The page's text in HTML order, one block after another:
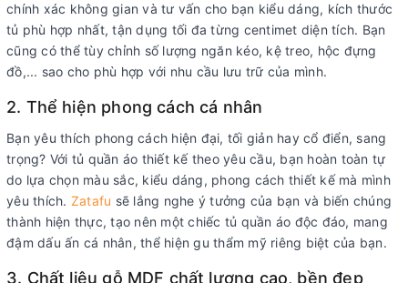
chính xác không gian và tư vấn cho bạn kiểu dáng, kích thước
tủ phù hợp nhất, tận dụng tối đa từng centimet diện tích. Bạn
cũng có thể tùy chỉnh số lượng ngăn kéo, kệ treo, hộc đựng
đồ,... sao cho phù hợp với nhu cầu lưu trữ của mình.
2. Thể hiện phong cách cá nhân
Bạn yêu thích phong cách hiện đại, tối giản hay cổ điển, sang
trọng? Với tủ quần áo thiết kế theo yêu cầu, bạn hoàn toàn tự
do lựa chọn màu sắc, kiểu dáng, phong cách thiết kế mà mình
yêu thích. Zatafu sẽ lắng nghe ý tưởng của bạn và biến chúng
thành hiện thực, tạo nên một chiếc tủ quần áo độc đáo, mang
đậm dấu ấn cá nhân, thể hiện gu thẩm mỹ riêng biệt của bạn.
3. Chất liệu gỗ MDF chất lượng cao, bền đẹp